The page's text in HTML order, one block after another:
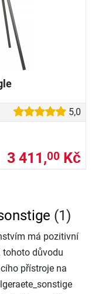
5,0
3 411,00 Kč
(1)
má pozitivní
tohoto důvodu
přístroje na